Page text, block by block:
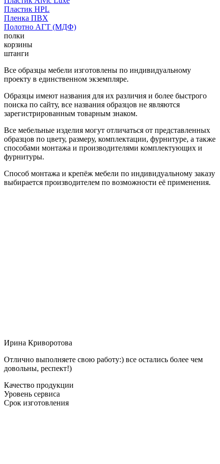
Пластик HPL
Пленка ПВХ
Полотно АГТ (МДФ)
полки
корзины
штанги
Все образцы мебели изготовлены по индивидуальному
проекту в единственном экземпляре.
Образцы имеют названия для их различия и более быстрого
поиска по сайту, все названия образцов не являются
зарегистрированным товарным знаком.
Все мебельные изделия могут отличаться от представленных
образцов по цвету, размеру, комплектации, фурнитуре, а также
способами монтажа и производителями комплектующих и
фурнитуры.
Способ монтажа и крепёж мебели по индивидуальному заказу
выбирается производителем по возможности её применения.
Ирина Криворотова
Отлично выполняете свою работу:) все остались более чем
довольны, респект!)
Качество продукции
Уровень сервиса
Срок изготовления